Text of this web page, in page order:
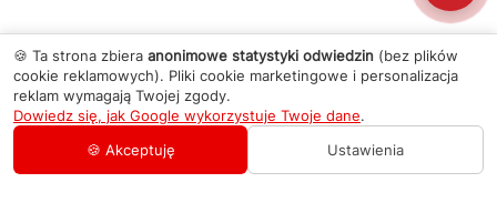
🍪 Ta strona zbiera anonimowe statystyki odwiedzin (bez plików
cookie reklamowych). Pliki cookie marketingowe i personalizacja
reklam wymagają Twojej zgody.
Dowiedz się, jak Google wykorzystuje Twoje dane.
🍪 Akceptuję
Ustawienia